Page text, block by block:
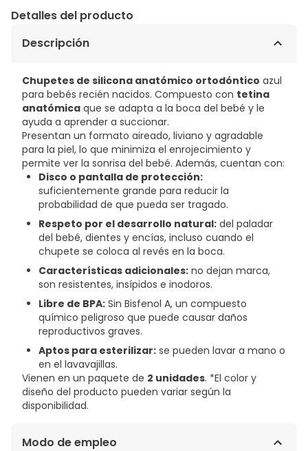
Detalles del producto
Descripción
Chupetes de silicona anatómico ortodóntico azul
para bebés recién nacidos. Compuesto con tetina
anatómica que se adapta a la boca del bebé y le
ayuda a aprender a succionar.
Presentan un formato aireado, liviano y agradable
para la piel, lo que minimiza el enrojecimiento y
permite ver la sonrisa del bebé. Además, cuentan con:
Disco o pantalla de protección:
suficientemente grande para reducir la
probabilidad de que pueda ser tragado.
Respeto por el desarrollo natural: del paladar
del bebé, dientes y encías, incluso cuando el
chupete se coloca al revés en la boca.
Características adicionales: no dejan marca,
son resistentes, insípidos e inodoros.
Libre de BPA: Sin Bisfenol A, un compuesto
químico peligroso que puede causar daños
reproductivos graves.
Aptos para esterilizar: se pueden lavar a mano o
en el lavavajillas.
Vienen en un paquete de 2 unidades. *El color y
diseño del producto pueden variar según la
disponibilidad.
Modo de empleo